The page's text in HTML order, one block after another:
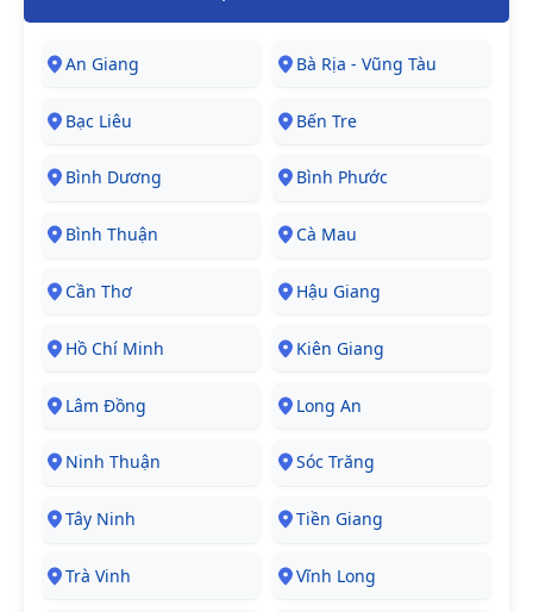
An Giang Bà Rịa - Vũng Tàu
Bạc Liêu Bến Tre
Bình Dương Bình Phước
Bình Thuận Cà Mau
Cần Thơ Hậu Giang
Hồ Chí Minh Kiên Giang
Lâm Đồng Long An
Ninh Thuận Sóc Trăng
Tây Ninh Tiền Giang
Trà Vinh Vĩnh Long